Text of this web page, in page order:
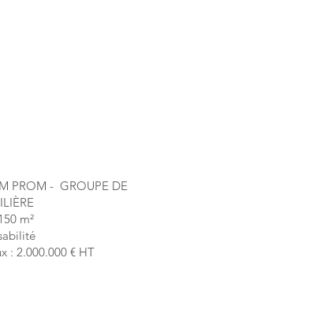
PROM - GROUPE DE
m²
: 2.000.000 € HT